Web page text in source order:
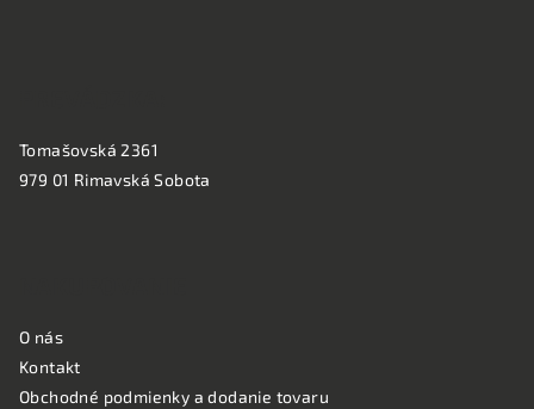
Tomašovská 2361
979 01 Rimavská Sobota
O nás
Kontakt
Obchodné podmienky a dodanie tovaru